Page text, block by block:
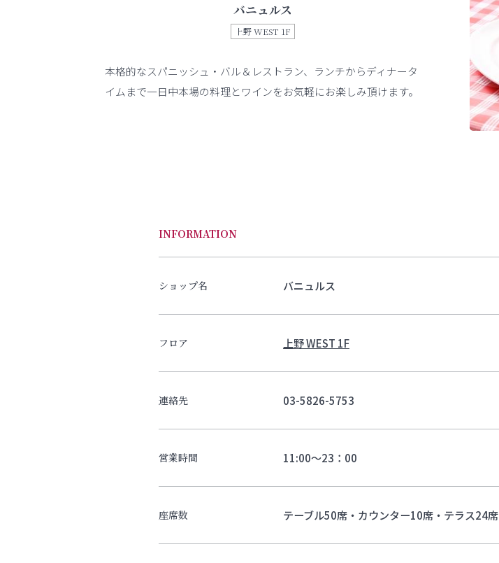
バニュルス
上野 WEST 1F
本格的なスパニッシュ・バル＆レストラン、ランチからディナータ
イムまで一日中本場の料理とワインをお気軽にお楽しみ頂けます。
INFORMATION
ショップ名 バニュルス
フロア 上野 WEST 1F
連絡先 03-5826-5753
営業時間 11:00～23：00
座席数 テーブル50席・カウンター10席・テラス24席